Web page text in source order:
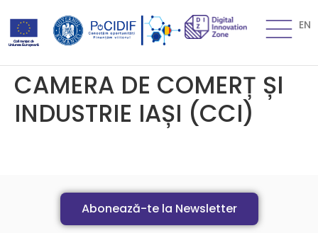
EN
CAMERA DE COMERȚ ȘI
INDUSTRIE IAȘI (CCI)
Abonează-te la Newsletter